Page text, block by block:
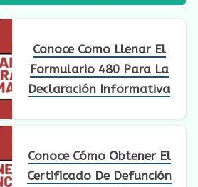
Conoce Como Llenar El
Formulario 480 Para La
Declaración Informativa
Conoce Cómo Obtener El
Certificado De Defunción